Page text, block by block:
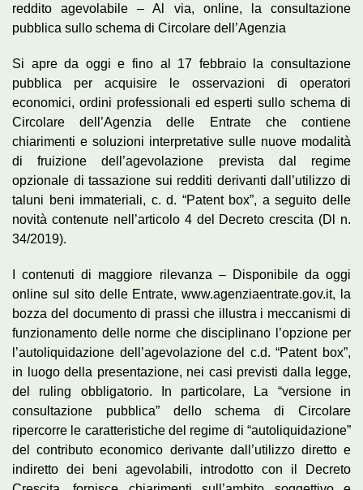
reddito agevolabile – Al via, online, la consultazione
pubblica sullo schema di Circolare dell’Agenzia
Si apre da oggi e fino al 17 febbraio la consultazione
pubblica per acquisire le osservazioni di operatori
economici, ordini professionali ed esperti sullo schema di
Circolare dell’Agenzia delle Entrate che contiene
chiarimenti e soluzioni interpretative sulle nuove modalità
di fruizione dell’agevolazione prevista dal regime
opzionale di tassazione sui redditi derivanti dall’utilizzo di
taluni beni immateriali, c. d. “Patent box”, a seguito delle
novità contenute nell’articolo 4 del Decreto crescita (Dl n.
34/2019).
I contenuti di maggiore rilevanza – Disponibile da oggi
online sul sito delle Entrate, www.agenziaentrate.gov.it, la
bozza del documento di prassi che illustra i meccanismi di
funzionamento delle norme che disciplinano l’opzione per
l’autoliquidazione dell’agevolazione del c.d. “Patent box”,
in luogo della presentazione, nei casi previsti dalla legge,
del ruling obbligatorio. In particolare, La “versione in
consultazione pubblica” dello schema di Circolare
ripercorre le caratteristiche del regime di “autoliquidazione”
del contributo economico derivante dall’utilizzo diretto e
indiretto dei beni agevolabili, introdotto con il Decreto